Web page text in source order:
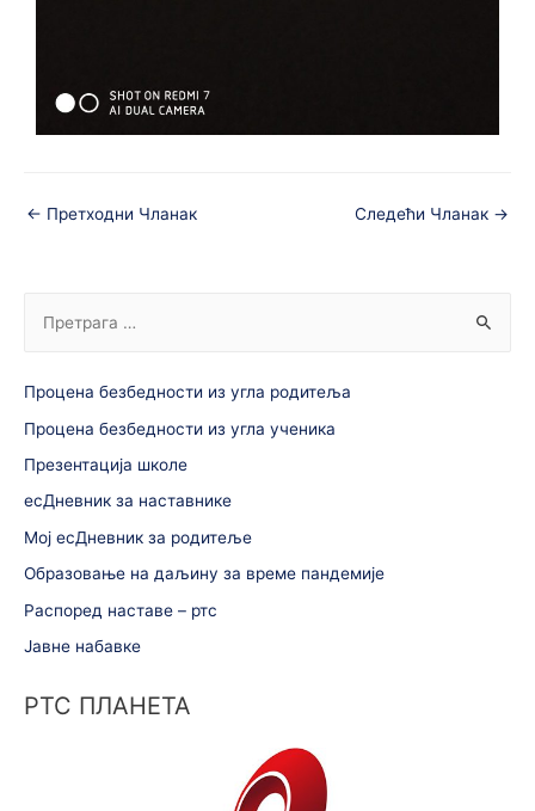
← Претходни Чланак Следећи Чланак →
Процена безбедности из угла родитеља
Процена безбедности из угла ученика
Презентација школе
есДневник за наставнике
Мој есДневник за родитеље
Образовање на даљину за време пандемије
Распоред наставе – ртс
Јавне набавке
РТС ПЛАНЕТА